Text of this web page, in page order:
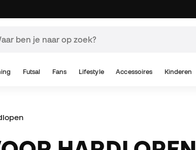
Futsal Fans Lifestyle Accessoires Kinderen